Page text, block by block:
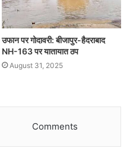
उफान पर गोदावरी: बीजापुर-हैदराबाद
NH-163 पर यातायात ठप
August 31, 2025
Comments